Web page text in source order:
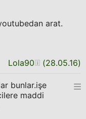
arat.
Lola90 (28.05.16)
bunlar.işe
maddi